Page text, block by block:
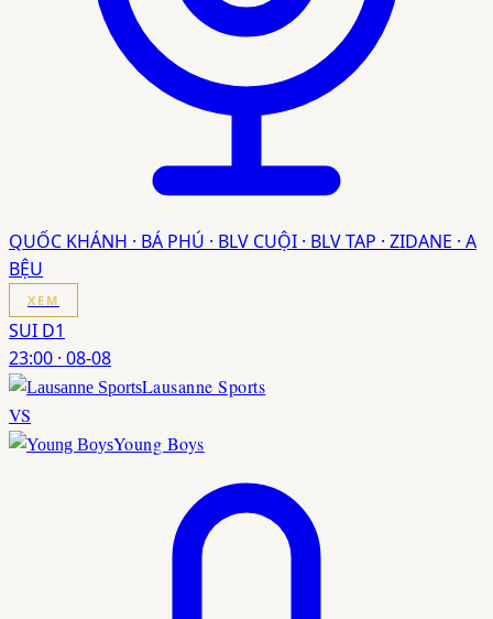
QUỐC KHÁNH · BÁ PHÚ · BLV CUỘI · BLV TAP · ZIDANE · A
BỆU
XEM
SUI D1
23:00 · 08-08
Lausanne Sports
VS
Young Boys